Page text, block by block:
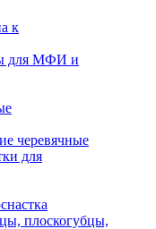
к
для МФИ и
черевячные
для
плоскогубцы,